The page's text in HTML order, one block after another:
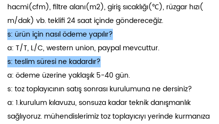
hacmi(cfm), filtre alanı(m2), giriş sıcaklığı(℃), rüzgar hızı(
m/dak) vb. teklifi 24 saat içinde göndereceğiz.
s: ürün için nasıl ödeme yapılır?
a: T/T, L/C, western union, paypal mevcuttur.
s: teslim süresi ne kadardır?
a: ödeme üzerine yaklaşık 5-40 gün.
s: toz toplayıcının satış sonrası kurulumuna ne dersiniz?
a: 1.kurulum kılavuzu, sonsuza kadar teknik danışmanlık
sağlıyoruz. mühendislerimiz toz toplayıcıyı yerinde kurmanıza